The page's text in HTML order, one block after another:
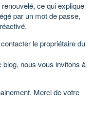
ce qui explique
par un mot de passe,
le propriétaire du
blog, nous vous invitons à
Merci de votre